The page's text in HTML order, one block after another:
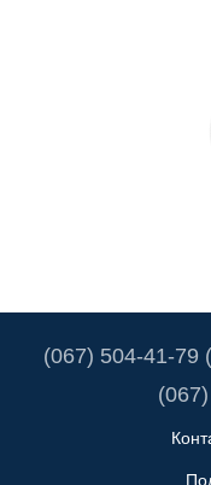
(067) 504-41-79